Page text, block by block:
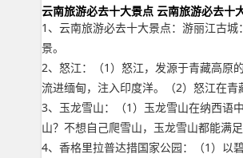
云南旅游必去十大景点 云南旅游必去十
1、云南旅游必去十大景点：游丽江古
景。
2、怒江：（1）怒江，发源于青藏高原
流进缅甸，注入印度洋。（2）怒江在
3、玉龙雪山：（1）玉龙雪山在纳西语
山？不想自己爬雪山，玉龙雪山都能满
4、香格里拉普达措国家公园：（1）以